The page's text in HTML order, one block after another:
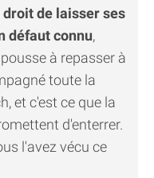
de laisser ses
défaut connu,
à repasser à
toute la
et c'est ce que la
d'enterrer.
l'avez vécu ce